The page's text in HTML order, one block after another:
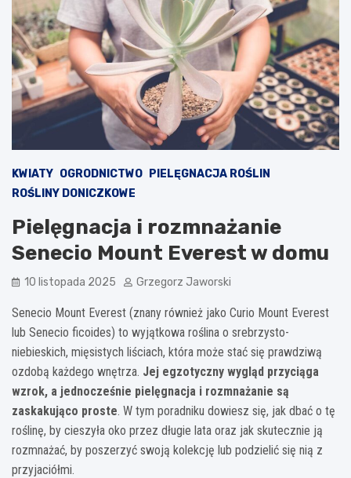
KWIATY OGRODNICTWO
PIELĘGNACJA ROŚLIN
ROŚLINY DONICZKOWE
Pielęgnacja i rozmnażanie
Senecio Mount Everest w domu
10 listopada 2025 Grzegorz Jaworski
Senecio Mount Everest (znany również jako Curio Mount Everest
lub Senecio ficoides) to wyjątkowa roślina o srebrzysto-
niebieskich, mięsistych liściach, która może stać się prawdziwą
ozdobą każdego wnętrza. Jej egzotyczny wygląd przyciąga
wzrok, a jednocześnie pielęgnacja i rozmnażanie są
zaskakująco proste. W tym poradniku dowiesz się, jak dbać o tę
roślinę, by cieszyła oko przez długie lata oraz jak skutecznie ją
rozmnażać, by poszerzyć swoją kolekcję lub podzielić się nią z
przyjaciółmi.